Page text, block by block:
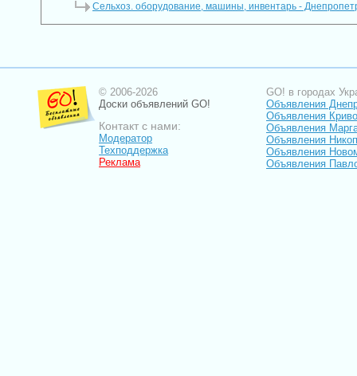
Сельхоз. оборудование, машины, инвентарь -
© 2006-2026
Доски объявлений GO!
Контакт с нами:
Модератор
Техподдержка
Реклама
GO! в городах
Объявления
Объявления
Объявления
Объявления
Объявления
Объявления